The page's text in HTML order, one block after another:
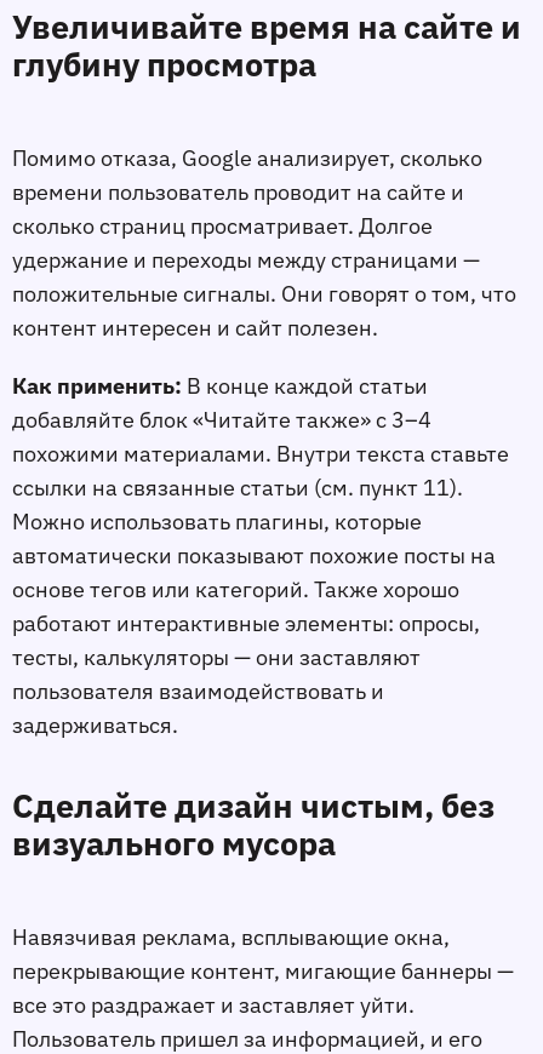
Увеличивайте время на сайте и
глубину просмотра
Помимо отказа, Google анализирует, сколько
времени пользователь проводит на сайте и
сколько страниц просматривает. Долгое
удержание и переходы между страницами —
положительные сигналы. Они говорят о том, что
контент интересен и сайт полезен.
Как применить: В конце каждой статьи
добавляйте блок «Читайте также» с 3–4
похожими материалами. Внутри текста ставьте
ссылки на связанные статьи (см. пункт 11).
Можно использовать плагины, которые
автоматически показывают похожие посты на
основе тегов или категорий. Также хорошо
работают интерактивные элементы: опросы,
тесты, калькуляторы — они заставляют
пользователя взаимодействовать и
задерживаться.
Сделайте дизайн чистым, без
визуального мусора
Навязчивая реклама, всплывающие окна,
перекрывающие контент, мигающие баннеры —
всe это раздражает и заставляет уйти.
Пользователь пришeл за информацией, и его